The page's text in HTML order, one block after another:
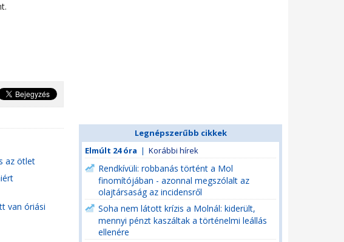
az ötlet
van óriási
Legnépszerűbb cikkek
Elmúlt 24 óra | Korábbi hírek
Rendkívüli: robbanás történt a Mol
finomítójában - azonnal megszólalt az
olajtársaság az incidensről
Soha nem látott krízis a Molnál: kiderült,
mennyi pénzt kaszáltak a történelmi leállás
ellenére